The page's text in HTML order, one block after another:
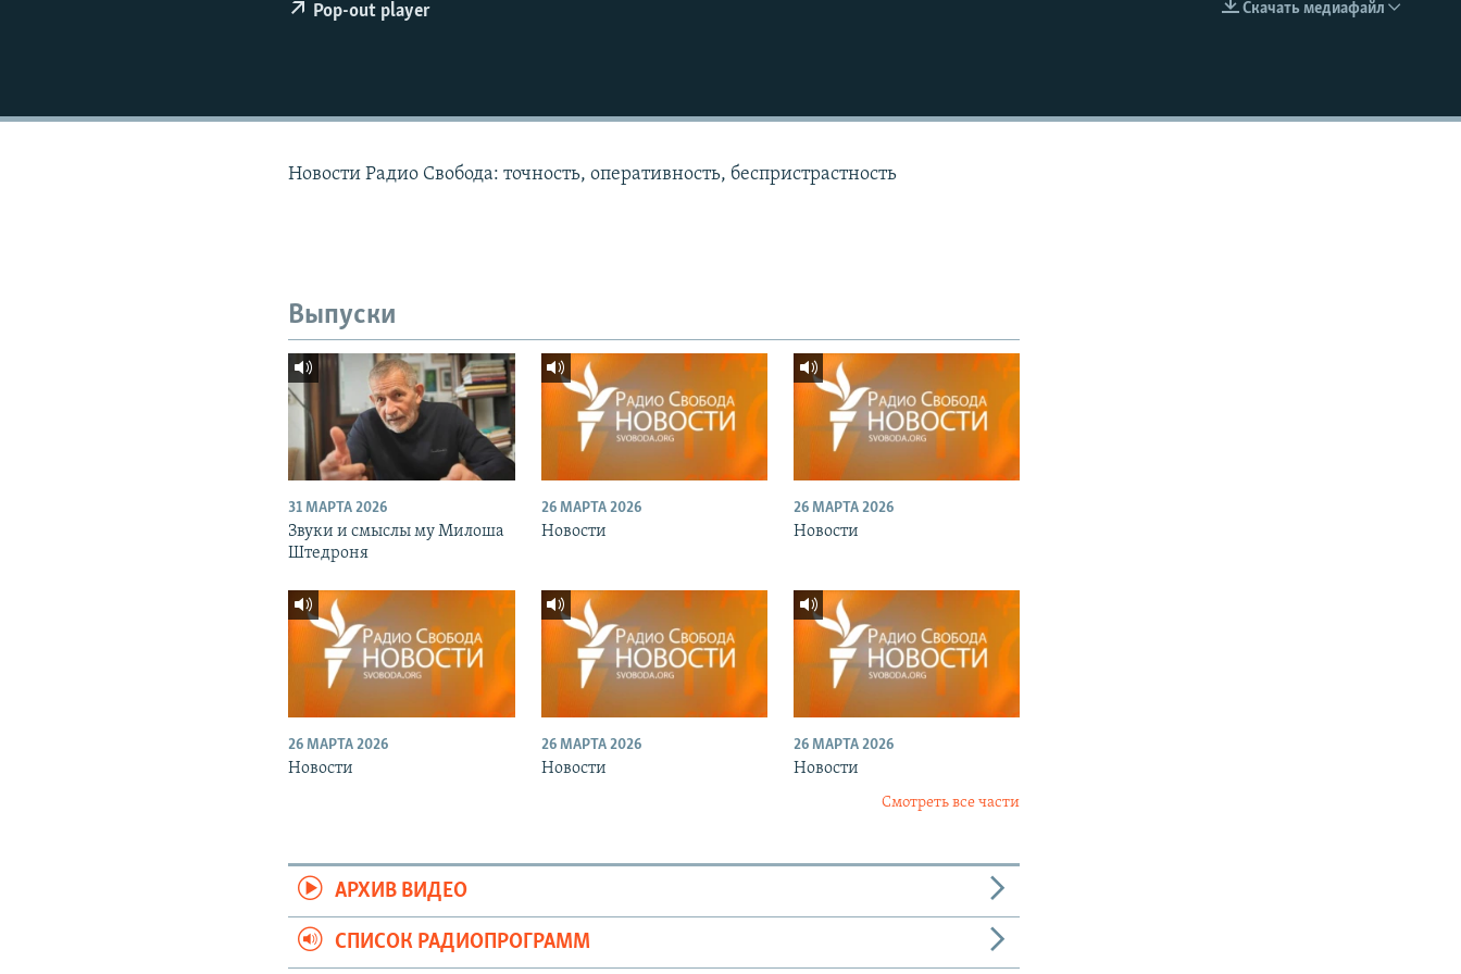
EMBED
Скачать медиафайл
Pop-out player
Новости Радио Свобода: точность, оперативность, беспристрастность
Выпуски
31 МАРТА 2026
Звуки и смыслы му Милоша
Штедроня
26 МАРТА 2026
Новости
26 МАРТА 2026
Новости
26 МАРТА 2026
Новости
26 МАРТА 2026
Новости
26 МАРТА 2026
Новости
Смотреть все части
АРХИВ ВИДЕО
СПИСОК РАДИОПРОГРАММ